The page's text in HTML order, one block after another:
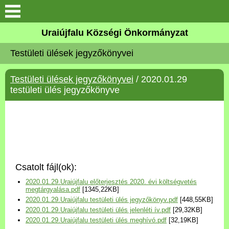
Köszöntő
Elérhetőségek
Uraiújfalu
Választási információk
Versenyképes Járások
Program
Uraiújfalu Községi Önkormányzat
Testületi ülések jegyzőkönyvei
Testületi ülések jegyzőkönyvei / 2020.01.29
testületi ülés jegyzőkönyve
Csatolt fájl(ok):
2020.01.29.Uraiújfalu előterjesztés 2020. évi költségvetés
megtárgyalása.pdf [1345,22KB]
2020.01.29.Uraiújfalu testületi ülés jegyzőkönyv.pdf [448,55KB]
2020.01.29.Uraiújfalu testületi ülés jelenléti ív.pdf [29,32KB]
2020.01.29.Uraiújfalu testületi ülés meghívó.pdf [32,19KB]